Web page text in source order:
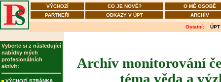
VÝCHOZÍ CO JE NOVÉ?
O MÉ OSOBĚ
PARTNEŘI
ODKAZY V ÚPT ARCHÍV
Ostatní: ÚPT
Vyberte si z následující
nabídky mých
profesionálních
aktivit:
VÝCHOZÍ STRÁNKA
Archív monitorování
téma věda a